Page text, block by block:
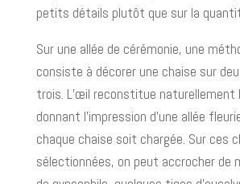
petits détails plutôt que sur la
Sur une allée de cérémonie, une
consiste à décorer une chaise sur
trois. L’œil reconstitue naturellement
donnant l’impression d’une allée
chaque chaise soit chargée. Sur ces
sélectionnées, on peut accrocher de